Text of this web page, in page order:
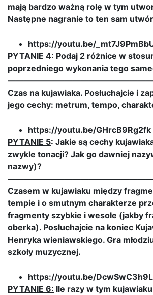
mają bardzo ważną rolę w tym
Następne nagranie to ten sam utwór
https://youtu.be/
PYTANIE 4: Podaj 2 różnice w
poprzedniego wykonania tego
Czas na kujawiaka. Posłuchajcie i
jego cechy: metrum, tempo,
https://youtu.be/GHrcB9Rg2fk
PYTANIE 5: Jakie są cechy
zwykle tonacji? Jak go dawniej
nazwy)?
Czasem w kujawiaku między
tempie i o smutnym charakterze
fragmenty szybkie i wesołe (jakby
oberka). Posłuchajcie na koniec
Henryka wieniawskiego. Gra
szkoły muzycznej.
https://youtu.be/
PYTANIE 6: Ile razy w tym